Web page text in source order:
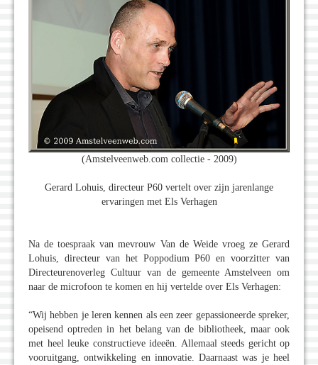
(Amstelveenweb.com collectie - 2009)
Gerard Lohuis, directeur P60 vertelt over zijn jarenlange
ervaringen met Els Verhagen
Na de toespraak van mevrouw Van de Weide vroeg ze Gerard
Lohuis, directeur van het Poppodium P60 en voorzitter van
Directeurenoverleg Cultuur van de gemeente Amstelveen om
naar de microfoon te komen en hij vertelde over Els Verhagen:
“Wij hebben je leren kennen als een zeer gepassioneerde spreker,
opeisend optreden in het belang van de bibliotheek, maar ook
met heel leuke constructieve ideeën. Allemaal steeds gericht op
vooruitgang, ontwikkeling en innovatie. Daarnaast was je heel